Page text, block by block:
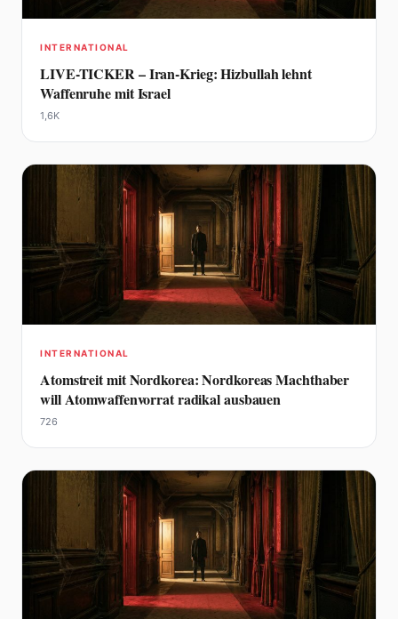
INTERNATIONAL
LIVE-TICKER – Iran-Krieg: Hizbullah lehnt
Waffenruhe mit Israel
1,6K
INTERNATIONAL
Atomstreit mit Nordkorea: Nordkoreas Machthaber
will Atomwaffenvorrat radikal ausbauen
726